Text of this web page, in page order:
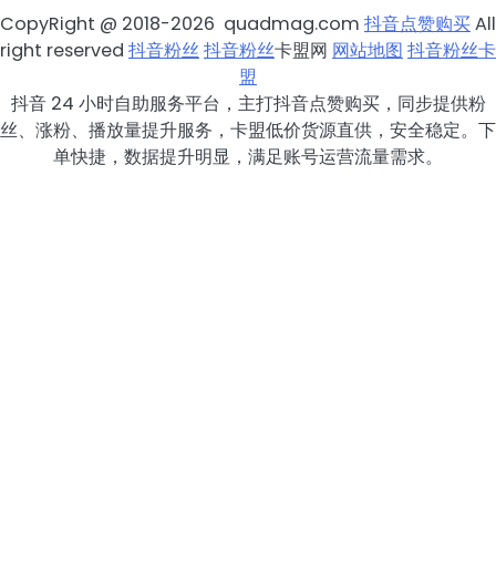
CopyRight @ 2018-2026 quadmag.com 抖音点赞购买All
right reserved 抖音粉丝抖音粉丝卡盟网 网站地图 抖音粉丝卡
盟
抖音 24 小时自助服务平台，主打抖音点赞购买，同步提供粉
丝、涨粉、播放量提升服务，卡盟低价货源直供，安全稳定。下
单快捷，数据提升明显，满足账号运营流量需求。